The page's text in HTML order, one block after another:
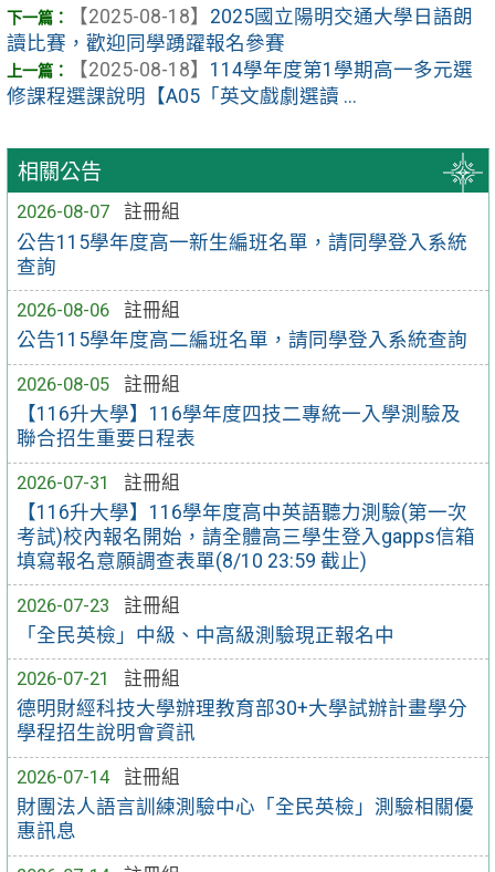
相關公告
2026-08-07
註冊組
公告115學年度高一新生編班名單，請同學登入系統
查詢
2026-08-06
註冊組
公告115學年度高二編班名單，請同學登入系統查詢
2026-08-05
註冊組
【116升大學】116學年度四技二專統一入學測驗及
聯合招生重要日程表
2026-07-31
註冊組
【116升大學】116學年度高中英語聽力測驗(第一次
考試)校內報名開始，請全體高三學生登入gapps信箱
填寫報名意願調查表單(8/10 23:59 截止)
2026-07-23
註冊組
「全民英檢」中級、中高級測驗現正報名中
2026-07-21
註冊組
德明財經科技大學辦理教育部30+大學試辦計畫學分
學程招生說明會資訊
2026-07-14
註冊組
財團法人語言訓練測驗中心「全民英檢」測驗相關優
惠訊息
【2025-08-18】 2025國立陽明交通大學日語朗
讀比賽，歡迎同學踴躍報名參賽
【2025-08-18】 114學年度第1學期高一多元選
修課程選課說明【A05「英文戲劇選讀 ...